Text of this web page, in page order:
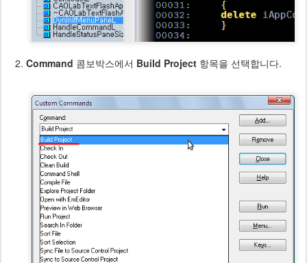
Command 콤보박스에서 Build Project 항목을 선택합니다.